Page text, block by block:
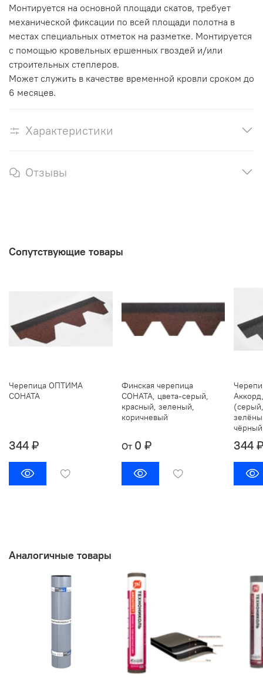
Монтируется на основной площади скатов, требует
механической фиксации по всей площади полотна в
местах специальных отметок на разметке. Монтируется
с помощью кровельных ершенных гвоздей и/или
строительных степлеров.
Может служить в качестве временной кровли сроком до
6 месяцев.
Характеристики
Отзывы
Сопутствующие товары
Черепица ОПТИМА
СОНАТА
344 ₽
Финская черепица
СОНАТА, цвета-серый,
красный, зеленый,
коричневый
От 0 ₽ 344 ₽
Аналогичные товары